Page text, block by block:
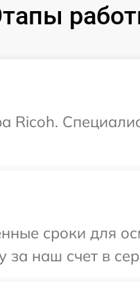
Ricoh.
сроки для
наш счет в